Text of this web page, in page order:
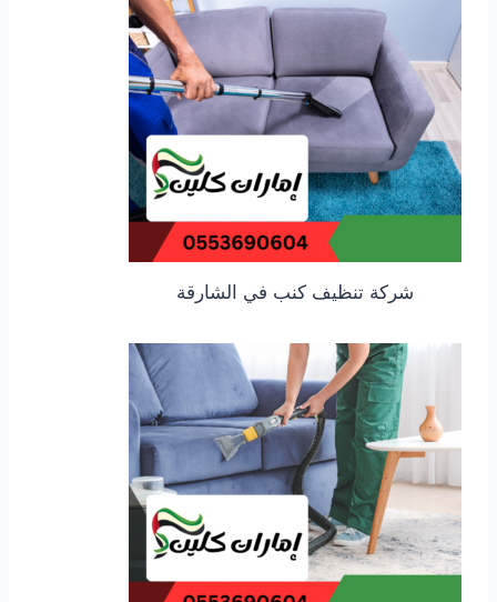
شركة تنظيف كنب في الشارقة